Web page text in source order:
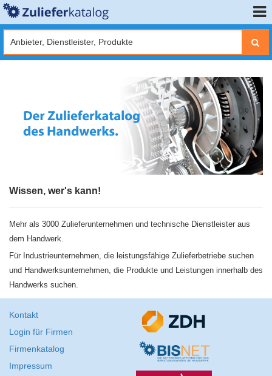
Wissen, wer's kann!
Mehr als 3000 Zulieferunternehmen und technische Dienstleister aus
dem Handwerk.
Für Industrieunternehmen, die leistungsfähige Zulieferbetriebe suchen
und Handwerksunternehmen, die Produkte und Leistungen innerhalb des
Handwerks suchen.
Kontakt
Login für Firmen
Firmenkatalog
Impressum